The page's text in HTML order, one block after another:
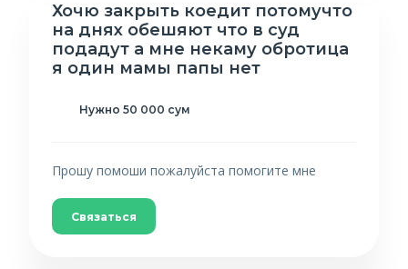
Хочю закрыть коедит потомучто
на днях обешяют что в суд
подадут а мне некаму обротица
я один мамы папы нет
Нужно 50 000 сум
Прошу помоши пожалуйста помогите мне
Связаться